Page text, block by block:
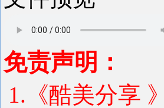
免责声明：
1.《酷美分享